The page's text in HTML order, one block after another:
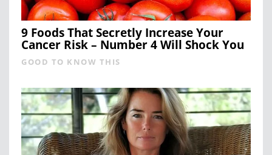
9 Foods That Secretly Increase Your
Cancer Risk – Number 4 Will Shock You
GOOD TO KNOW THIS